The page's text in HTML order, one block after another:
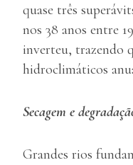
quase três
nos 38 anos entre
inverteu, trazendo
hidroclimáticos
Secagem e
Grandes rios